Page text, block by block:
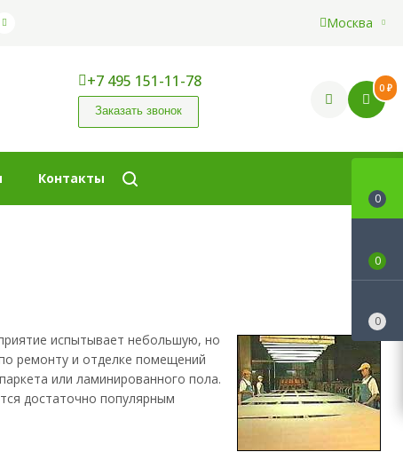
Москва
+7 495 151-11-78
Заказать звонок
0 ₽
Контакты
испытывает небольшую, но
ремонту и отделке помещений
или ламинированного пола.
достаточно популярным
0
0
0